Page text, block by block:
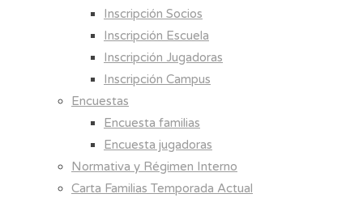
Inscripción Socios
Inscripción Escuela
Inscripción Jugadoras
Inscripción Campus
Encuestas
Encuesta familias
Encuesta jugadoras
Normativa y Régimen Interno
Carta Familias Temporada Actual